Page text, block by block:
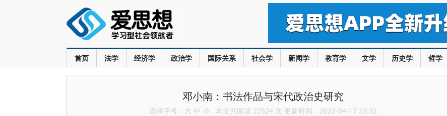
首页 法学 经济学 政治学 国际关系 社会学 新闻学 教育学 文学 历史学 哲学
邓小南：书法作品与宋代政治史研究
选择字号： 大 中 小 本文共阅读 22524 次 更新时间：2023-04-17 23:32